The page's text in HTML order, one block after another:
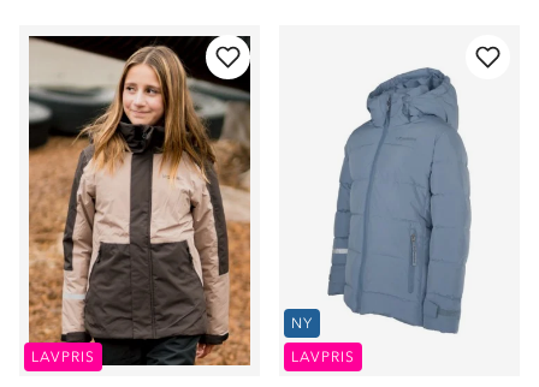
LAVPRIS
NY
LAVPRIS